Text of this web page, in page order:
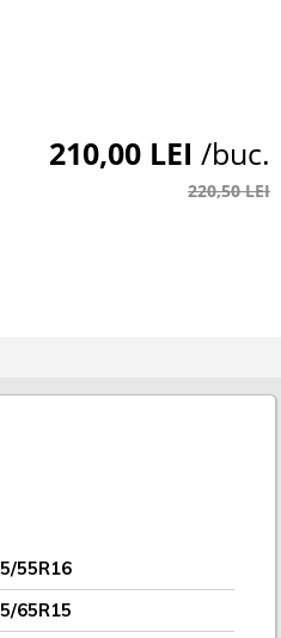
210,00 LEI /buc.
220,50 LEI
55R16
65R15